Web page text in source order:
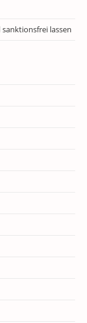
sanktionsfrei lassen